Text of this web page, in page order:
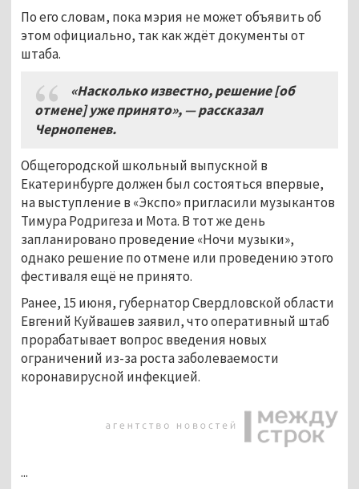
По его словам, пока мэрия не может объявить об
этом официально, так как ждёт документы от
штаба.
«Насколько известно, решение [об
отмене] уже принято», — рассказал
Чернопенев.
Общегородской школьный выпускной в
Екатеринбурге должен был состояться впервые,
на выступление в «Экспо» пригласили музыкантов
Тимура Родригеза и Мота. В тот же день
запланировано проведение «Ночи музыки»,
однако решение по отмене или проведению этого
фестиваля ещё не принято.
Ранее, 15 июня, губернатор Свердловской области
Евгений Куйвашев заявил, что оперативный штаб
прорабатывает вопрос введения новых
ограничений из-за роста заболеваемости
коронавирусной инфекцией.
...